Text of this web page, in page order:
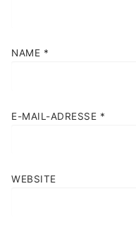
NAME *
E-MAIL-ADRESSE *
WEBSITE